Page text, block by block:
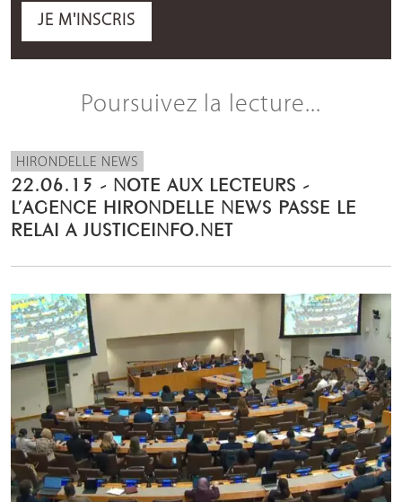
JE M'INSCRIS
Poursuivez la lecture...
HIRONDELLE NEWS
22.06.15 - NOTE AUX LECTEURS -
L’AGENCE HIRONDELLE NEWS PASSE LE
RELAI A JUSTICEINFO.NET